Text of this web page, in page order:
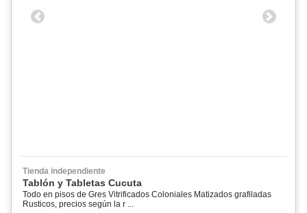
Previous Next
Tienda independiente
Tablón y Tabletas Cucuta
Todo en pisos de Gres Vitrificados Coloniales Matizados grafiladas
Rusticos, precios según la r ...